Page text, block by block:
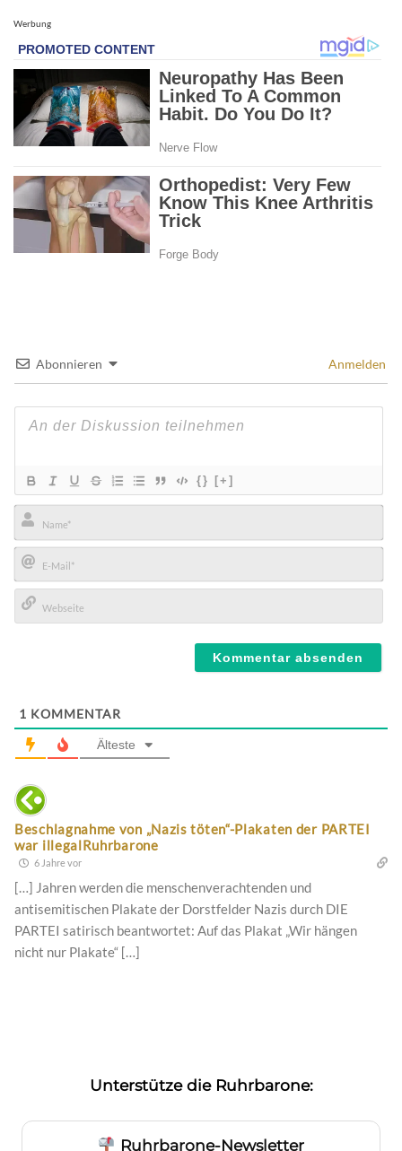
Werbung
Abonnieren Anmelden
{} [+]
Name*
E-
Mail*
1 KOMMENTAR
Älteste
Beschlagnahme von „Nazis töten“-Plakaten der PARTEI
war illegalRuhrbarone
6 Jahre vor
[…] Jahren werden die menschenverachtenden und
antisemitischen Plakate der Dorstfelder Nazis durch DIE
PARTEI satirisch beantwortet: Auf das Plakat „Wir hängen
nicht nur Plakate“ […]
Unterstütze die Ruhrbarone:
Ruhrbarone-Newsletter